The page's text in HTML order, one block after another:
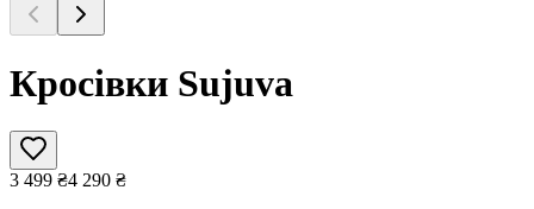
Кросівки Sujuva
3 499 ₴4 290 ₴